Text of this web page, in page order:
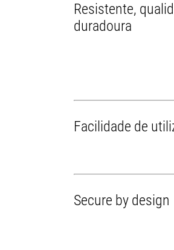
Resistente,
duradoura
Facilidade de
Secure by design